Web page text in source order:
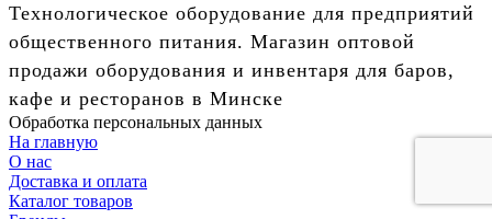
Технологическое оборудование для предприятий
общественного питания. Магазин оптовой
продажи оборудования и инвентаря для баров,
кафе и ресторанов в Минске
Обработка персональных данных
На главную
О нас
Доставка и оплата
Каталог товаров